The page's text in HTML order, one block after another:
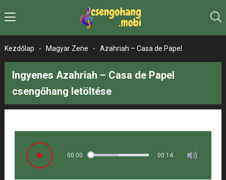
Kezdőlap - Magyar Zene - Azahriah – Casa de Papel
Ingyenes Azahriah – Casa de Papel
csengőhang letöltése
00:00 00:14